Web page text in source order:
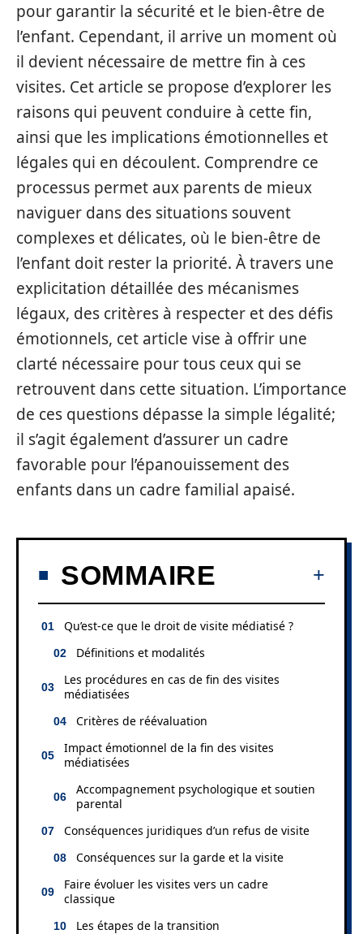
pour garantir la sécurité et le bien-être de
l’enfant. Cependant, il arrive un moment où
il devient nécessaire de mettre fin à ces
visites. Cet article se propose d’explorer les
raisons qui peuvent conduire à cette fin,
ainsi que les implications émotionnelles et
légales qui en découlent. Comprendre ce
processus permet aux parents de mieux
naviguer dans des situations souvent
complexes et délicates, où le bien-être de
l’enfant doit rester la priorité. À travers une
explicitation détaillée des mécanismes
légaux, des critères à respecter et des défis
émotionnels, cet article vise à offrir une
clarté nécessaire pour tous ceux qui se
retrouvent dans cette situation. L’importance
de ces questions dépasse la simple légalité;
il s’agit également d’assurer un cadre
favorable pour l’épanouissement des
enfants dans un cadre familial apaisé.
SOMMAIRE
Qu’est-ce que le droit de visite médiatisé ?
Définitions et modalités
Les procédures en cas de fin des visites
médiatisées
Critères de réévaluation
Impact émotionnel de la fin des visites
médiatisées
Accompagnement psychologique et soutien
parental
Conséquences juridiques d’un refus de visite
Conséquences sur la garde et la visite
Faire évoluer les visites vers un cadre
classique
Les étapes de la transition